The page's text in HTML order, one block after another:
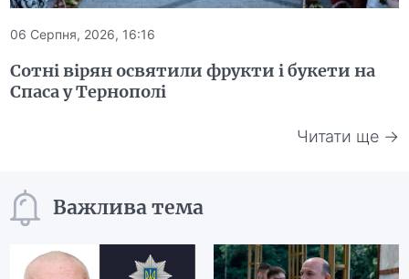
06 Серпня, 2026, 16:16
Сотні вірян освятили фрукти і букети на
Спаса у Тернополі
Читати ще →
Важлива тема